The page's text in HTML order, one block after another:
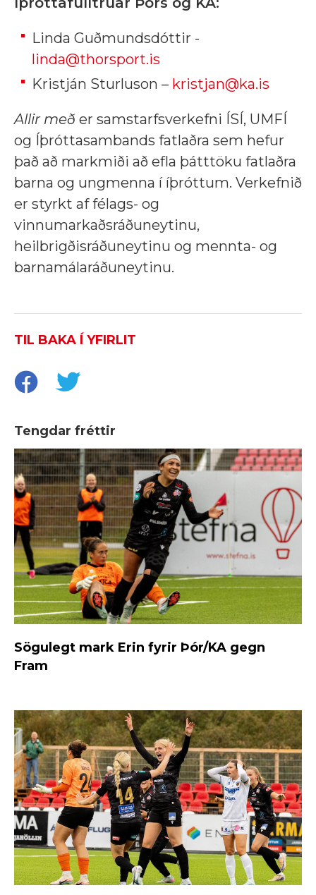
Linda Guðmundsdóttir -
linda@thorsport.is
Kristján Sturluson – kristjan@ka.is
Allir með er samstarfsverkefni ÍSÍ, UMFÍ
og Íþróttasambands fatlaðra sem hefur
það að markmiði að efla þátttöku fatlaðra
barna og ungmenna í íþróttum. Verkefnið
er styrkt af félags- og
vinnumarkaðsráðuneytinu,
heilbrigðisráðuneytinu og mennta- og
barnamálaráðuneytinu.
TIL BAKA Í YFIRLIT
Tengdar fréttir
Sögulegt mark Erin fyrir Þór/KA gegn
Fram